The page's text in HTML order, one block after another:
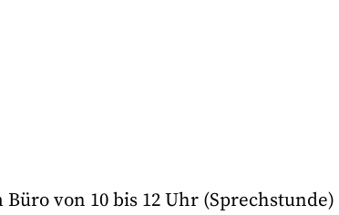
von 10 bis 12 Uhr (Sprechstunde)